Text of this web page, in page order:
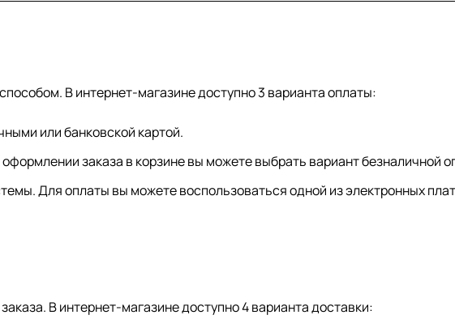
В интернет-магазине доступно 3 варианта оплаты:
или банковской картой.
заказа в корзине вы можете выбрать вариант
Для оплаты вы можете воспользоваться одной из электронных
В интернет-магазине доступно 4 варианта доставки: